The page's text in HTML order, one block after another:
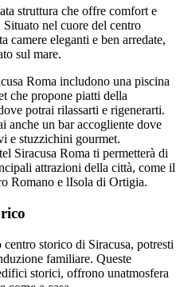
struttura che offre comfort e
nel cuore del centro
camere eleganti e ben arredate,
sul mare.
Roma includono una piscina
che propone piatti della
potrai rilassarti e rigenerarti.
anche un bar accogliente dove
e stuzzichini gourmet.
Siracusa Roma ti permetterà di
attrazioni della città, come il
Romano e lIsola di Ortigia.
storico di Siracusa, potresti
familiare. Queste
storici, offrono unatmosfera